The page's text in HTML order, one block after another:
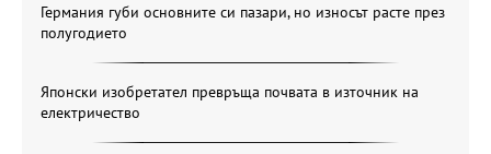
Германия губи основните си пазари, но износът расте през
полугодието
Японски изобретател превръща почвата в източник на
електричество